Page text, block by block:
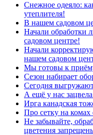
Снежное одеяло:
утеплителя!
В нашем садовом
Начали обработки
садовом центре!
Начали
нашем садовом
Мы готовы к
Сезон набирает
Сегодня
А ещё у нас
Ирга канадская
Про сетку на
Не забывайте,
цветения